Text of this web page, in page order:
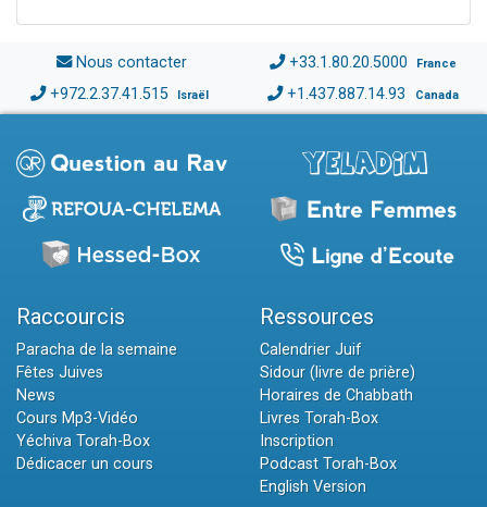
Nous contacter +33.1.80.20.5000 France
+972.2.37.41.515 Israël +1.437.887.14.93 Canada
Raccourcis
Paracha de la semaine
Fêtes Juives
News
Cours Mp3-Vidéo
Yéchiva Torah-Box
Dédicacer un cours
Ressources
Calendrier Juif
Sidour (livre de prière)
Horaires de Chabbath
Livres Torah-Box
Inscription
Podcast Torah-Box
English Version